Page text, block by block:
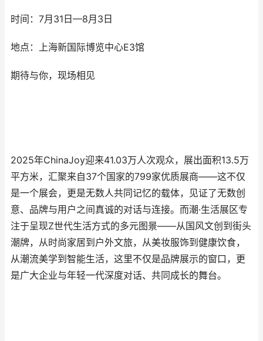
时间：7月31日—8月3日
地点：上海新国际博览中心E3馆
期待与你，现场相见
2025年ChinaJoy迎来41.03万人次观众，展出面积13.5万
平方米，汇聚来自37个国家的799家优质展商——这不仅
是一个展会，更是无数人共同记忆的载体，见证了无数创
意、品牌与用户之间真诚的对话与连接。而潮·生活展区专
注于呈现Z世代生活方式的多元图景——从国风文创到街头
潮牌，从时尚家居到户外文旅，从美妆服饰到健康饮食，
从潮流美学到智能生活，这里不仅是品牌展示的窗口，更
是广大企业与年轻一代深度对话、共同成长的舞台。